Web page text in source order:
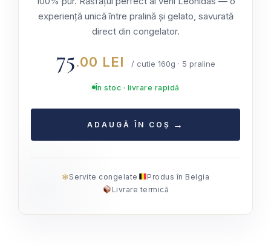
experiență unică între pralină și gelato, savurată
direct din congelator.
75.00 LEI / cutie 160g · 5 praline
În stoc · livrare rapidă
ADAUGĂ ÎN COȘ
❄Servite congelate
Produs în Belgia
Livrare termică